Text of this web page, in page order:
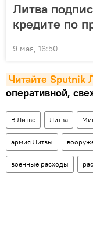
Литва
кредите по
9 мая, 16:50
Читайте Sputnik
оперативной,
В Литве Литва
армия Литвы
военные расходы